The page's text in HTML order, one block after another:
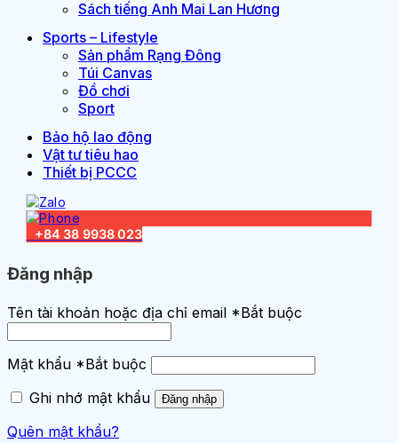
Sách tiếng Anh Mai Lan Hương
Sports – Lifestyle
Sản phẩm Rạng Đông
Túi Canvas
Đồ chơi
Sport
Bảo hộ lao động
Vật tư tiêu hao
Thiết bị PCCC
Đăng nhập
Tên tài khoản hoặc địa chỉ email *Bắt buộc
Mật khẩu *Bắt buộc
Ghi nhớ mật khẩu
Đăng nhập
Quên mật khẩu?